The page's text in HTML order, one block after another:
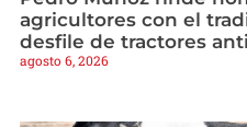
agricultores con el
desfile de tractores
agosto 6, 2026